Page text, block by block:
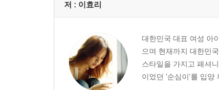
나를 시험에 들게 하지 마시길
명품이 뭔지
에코백 VS 명품 가죽 백
미안, 미안해 모피 동물들
암묵적 동의를 하지 않겠습니다
줄탁동시
저 : 이효리
대한민국 대표 여성 아
으며 현재까지 대한민
스타일을 가지고 패셔
이었던 '순심이'를 입양